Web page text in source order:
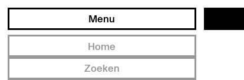
Menu
Home
Zoeken